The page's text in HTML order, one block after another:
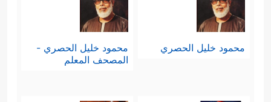
محمود خليل الحصري
محمود خليل الحصري -
المصحف المعلم